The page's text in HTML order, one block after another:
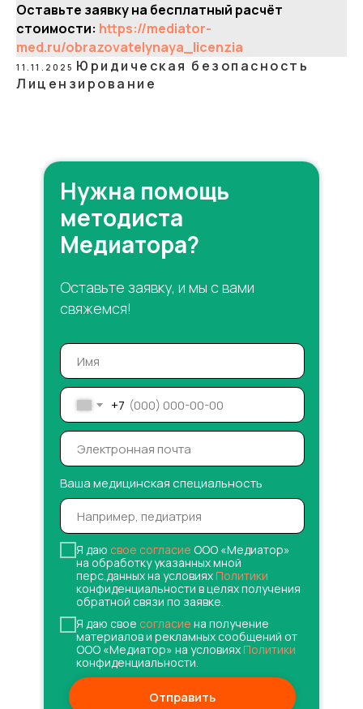
Оставьте заявку на бесплатный расчёт
стоимости: https://mediator-
med.ru/obrazovatelynaya_licenzia
11.11.2025 Юридическая безопасность
Лицензирование
Нужна помощь
методиста
Медиатора?
+7
Ваша медицинская специальность
Я даю свое согласие ООО «Медиатор»
на обработку указанных мной
перс.данных на условияхПолитики
конфиденциальности в целях получения
обратной связи по заявке.
Я даю свое согласие на получение
материалов и рекламных сообщений от
ООО «Медиатор» на условияхПолитики
конфиденциальности.
Отправить
Оставьте заявку, и мы с вами
свяжемся!